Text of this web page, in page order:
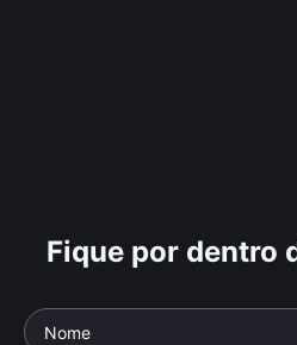
Fique por dentro